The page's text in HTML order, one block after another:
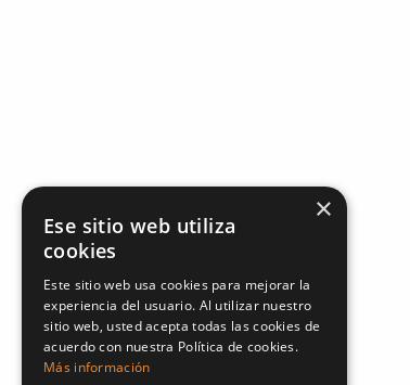
×
Ese sitio web utiliza
cookies
Este sitio web usa cookies para mejorar la
experiencia del usuario. Al utilizar nuestro
sitio web, usted acepta todas las cookies de
acuerdo con nuestra Política de cookies.
Más información